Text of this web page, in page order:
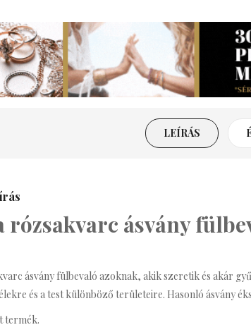
Bizsu Statement
LEÍRÁS
rózsakvarc ásvány
ásvány fülbevaló azoknak, akik szeretik és akár
és a test különböző területeire. Hasonló ásvány
termék.